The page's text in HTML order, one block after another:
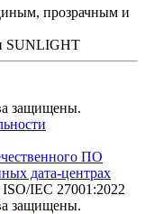
прозрачным и
SUNLIGHT
защищены.
ПО
дата-центрах
ISO/IEC 27001:2022
защищены.